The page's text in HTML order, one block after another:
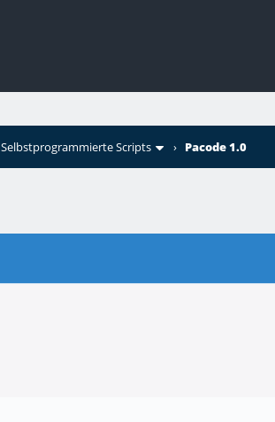
Selbstprogrammierte Scripts › Pacode 1.0